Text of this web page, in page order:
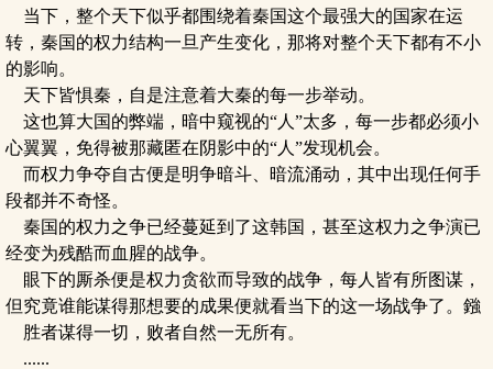
当下，整个天下似乎都围绕着秦国这个最强大的国家在运
转，秦国的权力结构一旦产生变化，那将对整个天下都有不小
的影响。
天下皆惧秦，自是注意着大秦的每一步举动。
这也算大国的弊端，暗中窥视的“人”太多，每一步都必须小
心翼翼，免得被那藏匿在阴影中的“人”发现机会。
而权力争夺自古便是明争暗斗、暗流涌动，其中出现任何手
段都并不奇怪。
秦国的权力之争已经蔓延到了这韩国，甚至这权力之争演已
经变为残酷而血腥的战争。
眼下的厮杀便是权力贪欲而导致的战争，每人皆有所图谋，
但究竟谁能谋得那想要的成果便就看当下的这一场战争了。鏹
胜者谋得一切，败者自然一无所有。
......